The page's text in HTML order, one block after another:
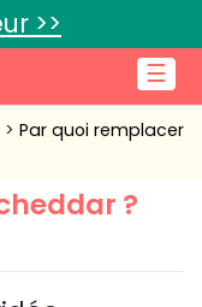
☰
>>
Par quoi remplacer
?